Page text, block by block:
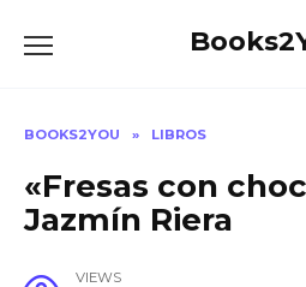
BOOKS2YOU » LIBROS
«Fresas con
Jazmín Riera
VIEWS